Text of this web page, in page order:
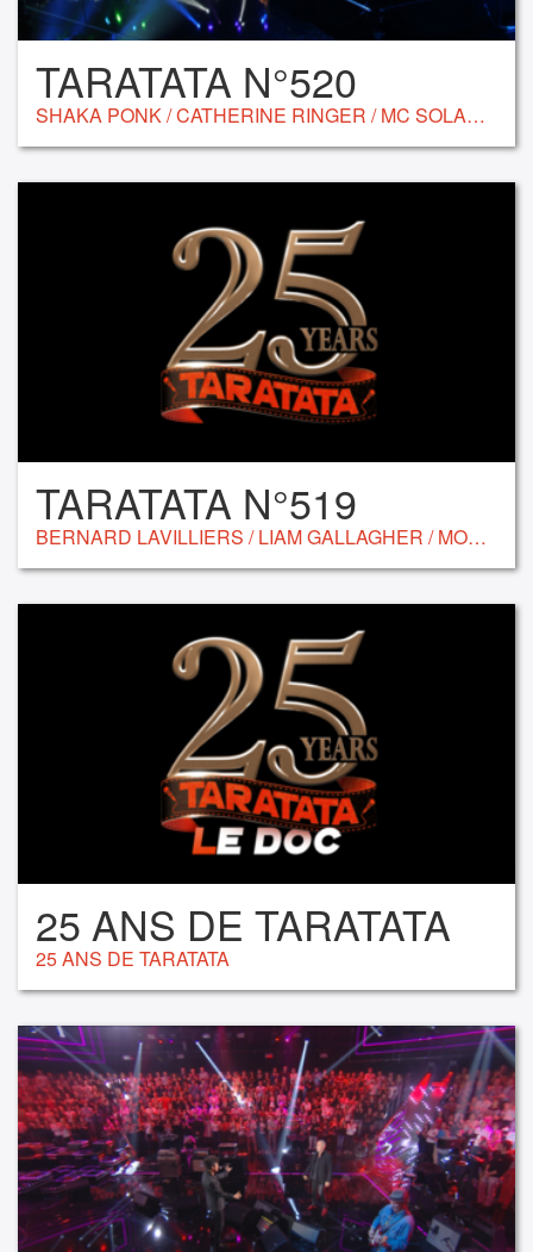
TARATATA N°520
SHAKA PONK / CATHERINE RINGER / MC SOLAAR / POMME / STEVEN WILSON
TARATATA N°519
BERNARD LAVILLIERS / LIAM GALLAGHER / MONICA BELLUCCI / CRIS CAB / JANE BIRKIN / PASCAL OBISPO / CHARLES AZNAVOUR / CATHERINE RINGER / SAM SMITH / ZAZIE / EDDY MITCHELL / SHAKA PONK / CAMILLE / LISANDRO CUXI / HOLLYSIZ / BB BRUNES / STÉFI CELMA / RAPHAEL / CLAUDIO CAPÉO / NOLWENN LEROY / BÉNABAR / CALI / JULIE DEPARDIEU / FÉFÉ / FATOUMATA DIAWARA / CHILLA / DICK RIVERS / MARILOU BERRY / RENAN LUCE / SLIMANE / CAMILLE & JULIE BERTHOLLET / FAADA FREDDY / PATRICK MILLE / TAL / LES GIPSY KINGS & CHICO / BLACK M / L.E.J / SLY JOHNSON / BRIGITTE / IBRAHIM MAALOUF / RAG’N’BONE MAN / MARINA KAYE / -M- / JULIEN DORÉ.
25 ANS DE TARATATA
25 ANS DE TARATATA